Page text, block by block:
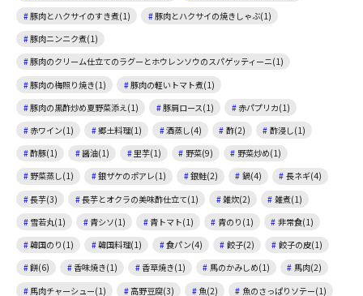
豚肉とハクサイのすき煮(1)
豚肉とハクサイの焼きしゃぶ(1)
豚肉ニンニク煮(1)
豚肉のクリーム仕立てのラグーとホウレンソウのスパゲッティーニ(1)
豚肉の梅照り焼き(1)
豚肉の軽いトマト煮(1)
豚肉の黒酢炒め夏野菜添え(1)
豚肩ロース(1)
赤パプリカ(1)
赤ワイン(1)
郷土料理(1) 酒蒸し(4) 酢(2)
酢浸し(1)
酢豚(1)
醤油(1) 里芋(1) 野菜(9)
野菜炒め(1)
野菜蒸し(1)
銀ザケのポアレ(1) 銀鮭(2) 鍋(4)
長ネギ(4)
長芋(3)
長芋とオクラの美味酢仕立て(1) 雑炊(2)
雑煮(1)
雪若丸(1)
青シソ(1) 青トマト(1) 青のり(1)
非常食(1)
韓国のり(1)
韓国料理(1) 食パン(4) 餃子(2)
餃子の皮(1)
餅(6)
香味焼き(1) 香草焼き(1) 馬のかみしめ(1)
馬肉(2)
馬肉チャーシュー(1)
高野豆腐(3) 魚(2)
魚のさっぱりソテー(1)